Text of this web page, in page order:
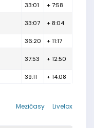
33:01 + 7:58
33:07 + 8:04
36:20 + 11:17
37:53 + 12:50
39:11 + 14:08
Livelox
Mezičasy